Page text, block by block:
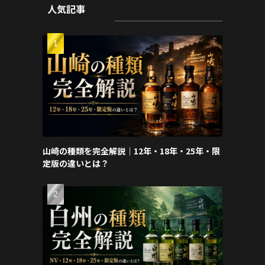
人気記事
山崎の種類を完全解説｜12年・18年・25年・限
定版の違いとは？